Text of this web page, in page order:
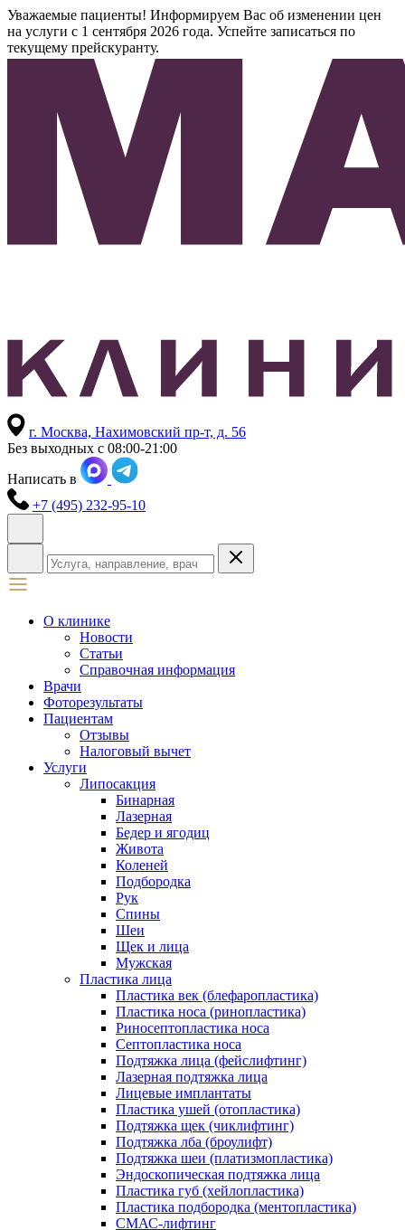
Уважаемые пациенты! Информируем Вас об изменении цен
на услуги с 1 сентября 2026 года. Успейте записаться по
текущему прейскуранту.
г. Москва, Нахимовский пр-т, д. 56
Без выходных с 08:00-21:00
Написать в
+7 (495) 232-95-10
О клинике
Новости
Статьи
Справочная информация
Врачи
Фоторезультаты
Пациентам
Отзывы
Налоговый вычет
Услуги
Липосакция
Бинарная
Лазерная
Бедер и ягодиц
Живота
Коленей
Подбородка
Рук
Спины
Шеи
Щек и лица
Мужская
Пластика лица
Пластика век (блефаропластика)
Пластика носа (ринопластика)
Риносептопластика носа
Септопластика носа
Подтяжка лица (фейслифтинг)
Лазерная подтяжка лица
Лицевые имплантаты
Пластика ушей (отопластика)
Подтяжка щек (чиклифтинг)
Подтяжка лба (броулифт)
Подтяжка шеи (платизмопластика)
Эндоскопическая подтяжка лица
Пластика губ (хейлопластика)
Пластика подбородка (ментопластика)
СМАС-лифтинг